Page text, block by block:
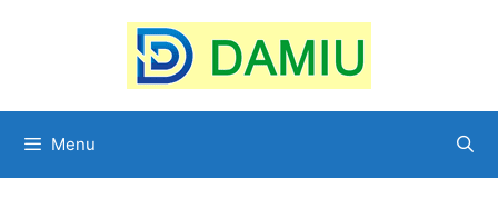
Menu